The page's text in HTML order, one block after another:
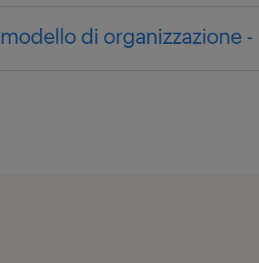
modello di organizzazione